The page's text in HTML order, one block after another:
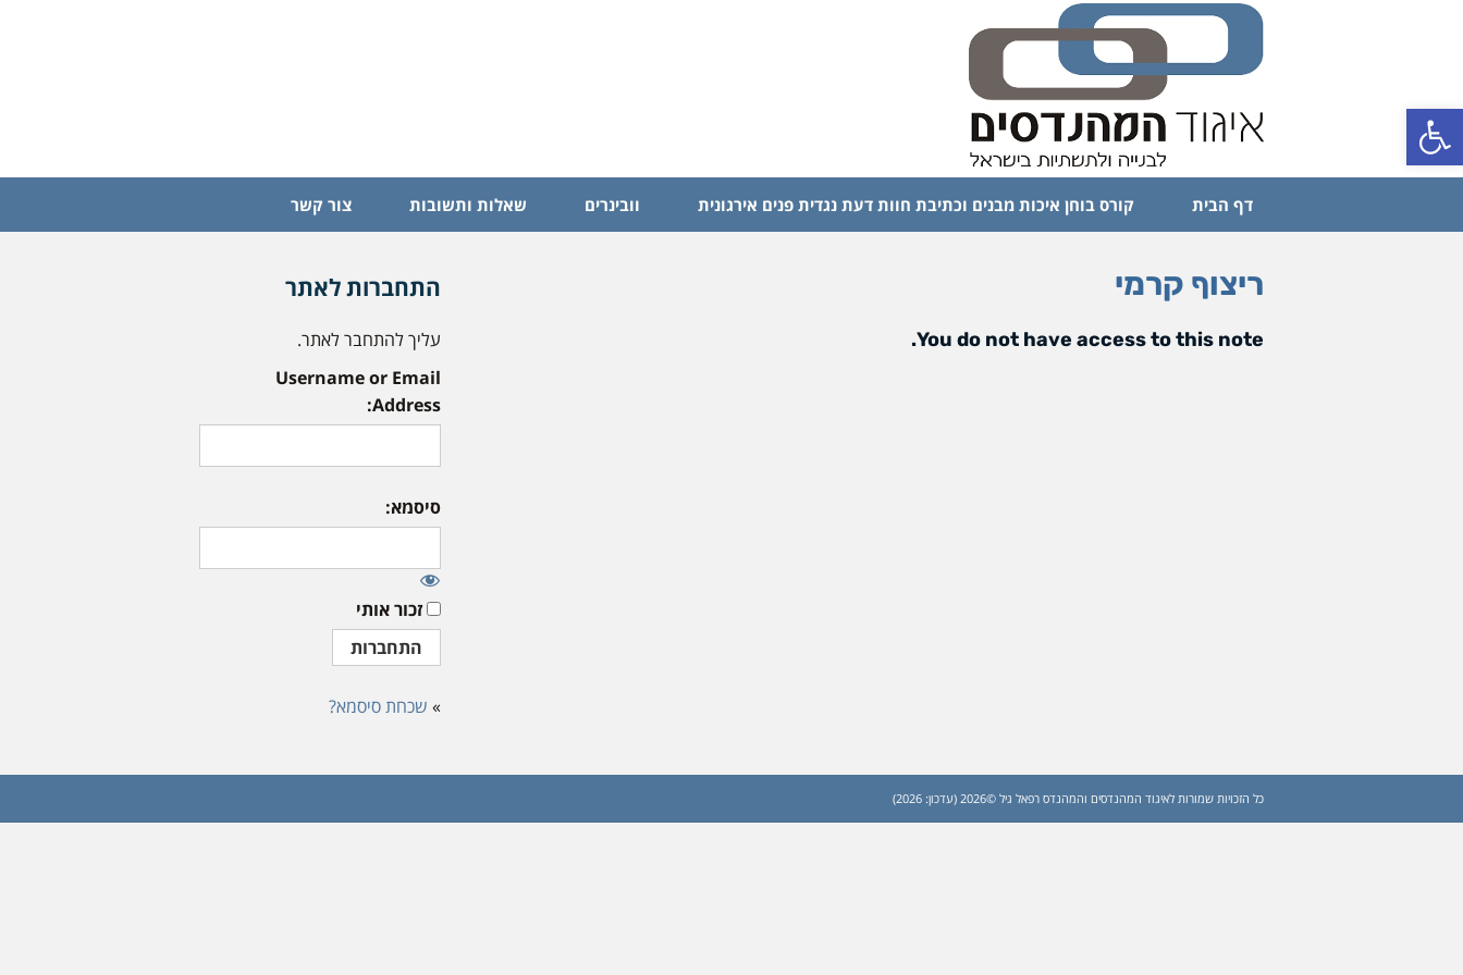
פתח סרגל נגישות
דף הבית קורס בוחן איכות מבנים וכתיבת חוות דעת נגדית פנים אירגונית וובינרים שאלות ותשובות צור קשר
ריצוף קרמי
You do not have access to this note.
התחברות לאתר
עליך להתחבר לאתר.
Username or Email
Address:
סיסמא:
זכור אותי
» שכחת סיסמא?
כל הזכויות שמורות לאיגוד המהנדסים והמהנדס רפאל גיל ©2026 (עדכון: 2026)